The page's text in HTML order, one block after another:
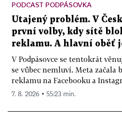
PODCAST PODPÁSOVKA
Utajený problém. V
první volby, kdy sítě
reklamu. A hlavní oběť
V Podpásovce se tentokrát
se vůbec nemluví. Meta
reklamu na Facebooku a
7. 8. 2026 ▪ 55:23 min.